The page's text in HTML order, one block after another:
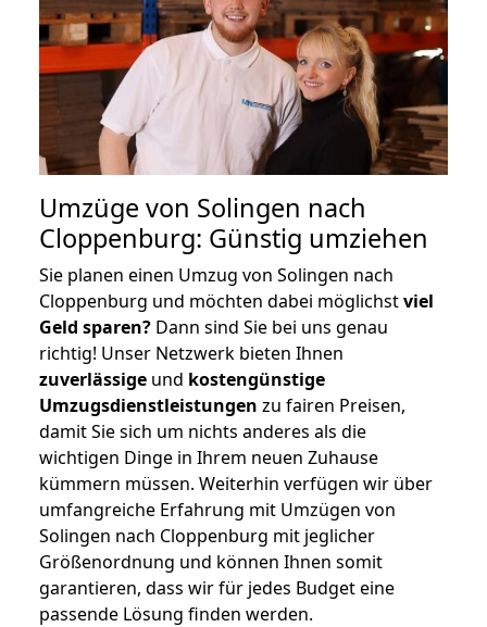
Umzüge von Solingen nach
Cloppenburg: Günstig umziehen
Sie planen einen Umzug von Solingen nach
Cloppenburg und möchten dabei möglichstviel
Geld sparen? Dann sind Sie bei uns genau
richtig! Unser Netzwerk bieten Ihnen
zuverlässige und kostengünstige
Umzugsdienstleistungen zu fairen Preisen,
damit Sie sich um nichts anderes als die
wichtigen Dinge in Ihrem neuen Zuhause
kümmern müssen. Weiterhin verfügen wir über
umfangreiche Erfahrung mit Umzügen von
Solingen nach Cloppenburg mit jeglicher
Größenordnung und können Ihnen somit
garantieren, dass wir für jedes Budget eine
passende Lösung finden werden.